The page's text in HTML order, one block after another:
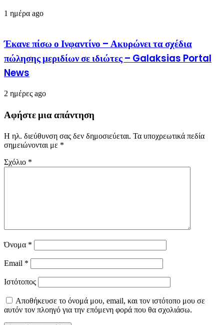
1 ημέρα ago
Έκανε πίσω ο Ινφαντίνο – Ακυρώνει τα σχέδια
πώλησης μεριδίων σε ιδιώτες – Galaksias Portal
News
2 ημέρες ago
Αφήστε μια απάντηση
Η ηλ. διεύθυνση σας δεν δημοσιεύεται. Τα υποχρεωτικά πεδία
σημειώνονται με *
Σχόλιο *
Όνομα *
Email *
Ιστότοπος
Αποθήκευσε το όνομά μου, email, και τον ιστότοπο μου σε
αυτόν τον πλοηγό για την επόμενη φορά που θα σχολιάσω.